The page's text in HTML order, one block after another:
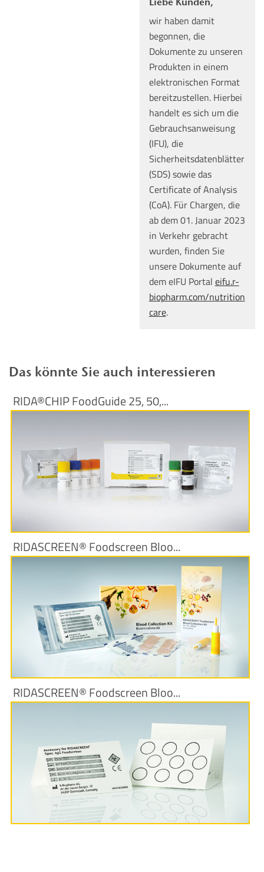
wir haben damit
begonnen, die
Dokumente zu unseren
Produkten in einem
elektronischen Format
bereitzustellen. Hierbei
handelt es sich um die
Gebrauchsanweisung
(IFU), die
Sicherheitsdatenblätter
(SDS) sowie das
Certificate of Analysis
(CoA). Für Chargen, die
ab dem 01. Januar 2023
in Verkehr gebracht
wurden, finden Sie
unsere Dokumente auf
dem eIFU Portal eifu.r-
biopharm.com/nutrition
care.
Das könnte Sie auch interessieren
RIDA®CHIP FoodGuide 25, 50,...
Produktinformationen
RIDASCREEN® Foodscreen Bloo...
Produktinformationen
RIDASCREEN® Foodscreen Bloo...
Produktinformationen